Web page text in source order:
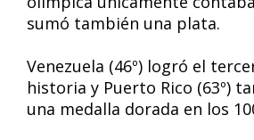
sumó también una plata.
Venezuela (46º) logró el
historia y Puerto Rico (63º)
una medalla dorada en los